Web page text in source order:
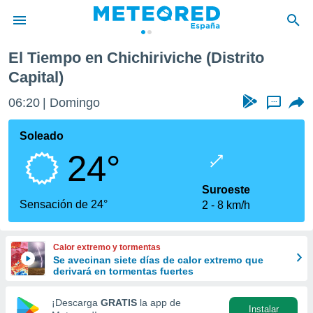
de
para
la
calidad.
a este
forma
digital
El Tiempo en Chichiriviche (Distrito
Capital)
06:20 Domingo ...
Soleado
24°
Sensación de 24°
Suroeste
2
8 km/h
Calor extremo y tormentas
Se avecinan siete días de calor extremo que
derivará en tormentas fuertes
¡Descarga GRATIS la app de
Instalar